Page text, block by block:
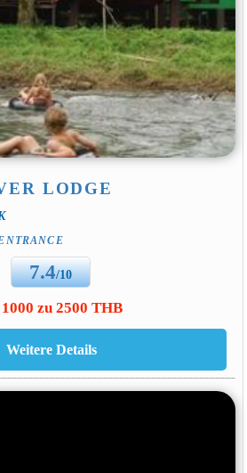
LODGE
7.4/10
zu 2500 THB